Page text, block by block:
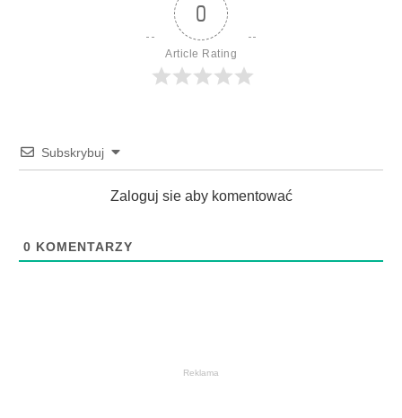
0
Article Rating
Subskrybuj
Zaloguj sie aby komentować
0 KOMENTARZY
Reklama